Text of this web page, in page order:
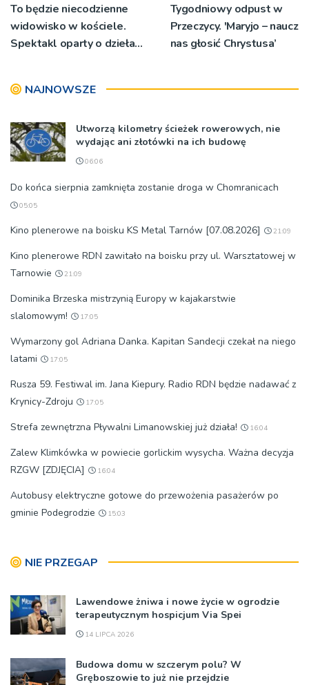
To będzie niecodzienne
widowisko w kościele.
Spektakl oparty o dzieła
Tygodniowy odpust w
Przeczycy. 'Maryjo – naucz
nas głosić Chrystusa’
NAJNOWSZE
Utworzą kilometry ścieżek rowerowych, nie
wydając ani złotówki na ich budowę
06:06
Do końca sierpnia zamknięta zostanie droga w Chomranicach
05:05
Kino plenerowe na boisku KS Metal Tarnów [07.08.2026] 21:09
Kino plenerowe RDN zawitało na boisku przy ul. Warsztatowej w
Tarnowie
21:09
Dominika Brzeska mistrzynią Europy w kajakarstwie
slalomowym!
17:05
Wymarzony gol Adriana Danka. Kapitan Sandecji czekał na niego
latami
17:05
Rusza 59. Festiwal im. Jana Kiepury. Radio RDN będzie nadawać z
Krynicy-Zdroju
17:05
Strefa zewnętrzna Pływalni Limanowskiej już działa! 16:04
Zalew Klimkówka w powiecie gorlickim wysycha. Ważna decyzja
RZGW [ZDJĘCIA]
16:04
Autobusy elektryczne gotowe do przewożenia pasażerów po
gminie Podegrodzie
15:03
NIE PRZEGAP
Lawendowe żniwa i nowe życie w ogrodzie
terapeutycznym hospicjum Via Spei
14 LIPCA 2026
Budowa domu w szczerym polu? W
Gręboszowie to już nie przejdzie